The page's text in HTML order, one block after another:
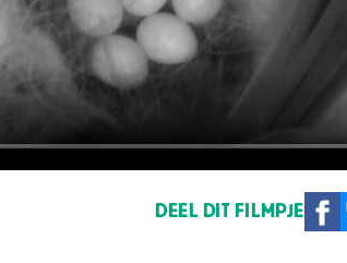
DEEL DIT FILMPJE